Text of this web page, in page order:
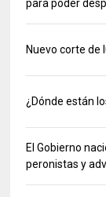
para poder
Nuevo corte de
¿Dónde están
El Gobierno
peronistas y